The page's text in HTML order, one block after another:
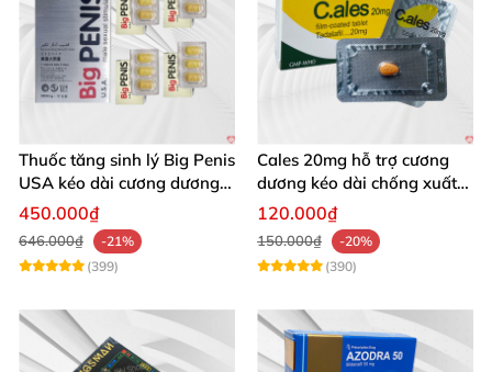
Thuốc tăng sinh lý Big Penis
USA kéo dài cương dương
chống xuất tinh sớm
450.000₫
646.000₫
-21%
(399)
Cales 20mg hỗ trợ cương
dương kéo dài chống xuất
tinh sớm thành phần
120.000₫
150.000₫
-20%
(390)